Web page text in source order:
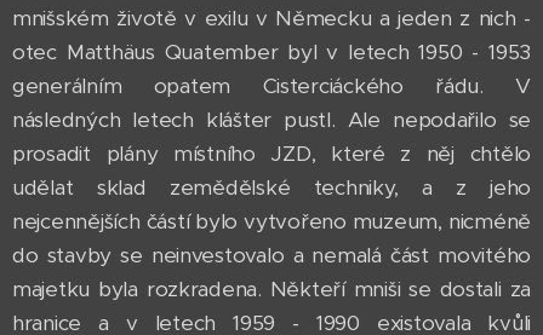
mnišském životě v exilu v Německu a jeden z nich -
otec Matthäus Quatember byl v letech 1950 - 1953
generálním opatem Cisterciáckého řádu. V
následných letech klášter pustl. Ale nepodařilo se
prosadit plány místního JZD, které z něj chtělo
udělat sklad zemědělské techniky, a z jeho
nejcennějších částí bylo vytvořeno muzeum, nicméně
do stavby se neinvestovalo a nemalá část movitého
majetku byla rozkradena. Někteří mniši se dostali za
hranice a v letech 1959 - 1990 existovala kvůli